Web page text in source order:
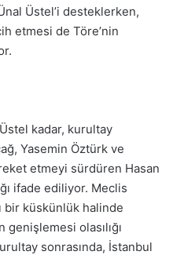
Üstel’i desteklerken,
etmesi de Töre’nin
kadar, kurultay
Yasemin Öztürk ve
etmeyi sürdüren Hasan
ifade ediliyor. Meclis
bir küskünlük halinde
olasılığı
sonrasında, İstanbul